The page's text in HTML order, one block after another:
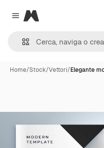
Close menu
Magnific
Home/Stock/Vettori/Elegante